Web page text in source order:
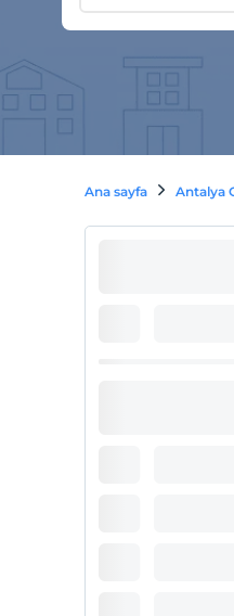
Ana sayfa Antalya